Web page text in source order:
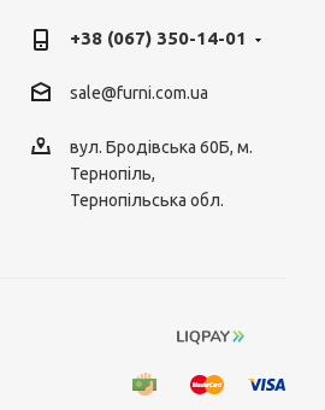
+38 (067) 350-14-01
sale@furni.com.ua
вул. Бродівська 60Б, м.
Тернопіль,
Тернопільська обл.